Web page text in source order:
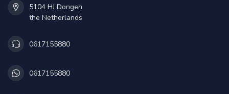
5104 HJ Dongen
the Netherlands
0617155880
0617155880